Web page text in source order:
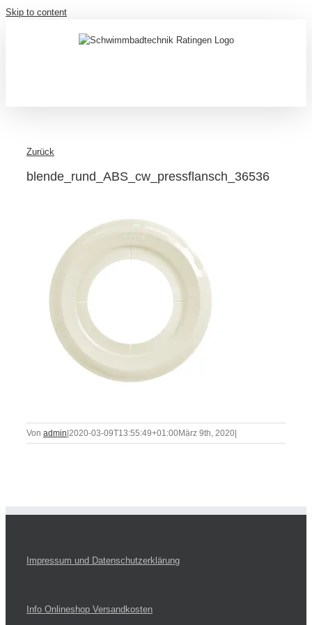
Skip to content
Zurück
blende_rund_ABS_cw_pressflansch_36536
Von admin 2020-03-09T13:55:49+01:00März 9th, 2020
Impressum und Datenschutzerklärung
Info Onlineshop Versandkosten